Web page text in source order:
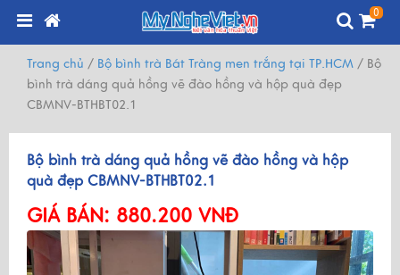
0
Trang chủ / Bộ bình trà Bát Tràng men trắng tại TP.HCM / Bộ
bình trà dáng quả hồng vẽ đào hồng và hộp quà đẹp
CBMNV-BTHBT02.1
Bộ bình trà dáng quả hồng vẽ đào hồng và hộp
quà đẹp CBMNV-BTHBT02.1
GIÁ BÁN: 880.200 VNĐ